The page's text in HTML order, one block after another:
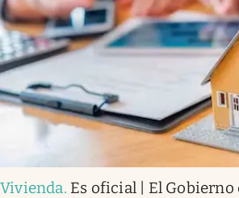
Vivienda. Es oficial | El Gobierno